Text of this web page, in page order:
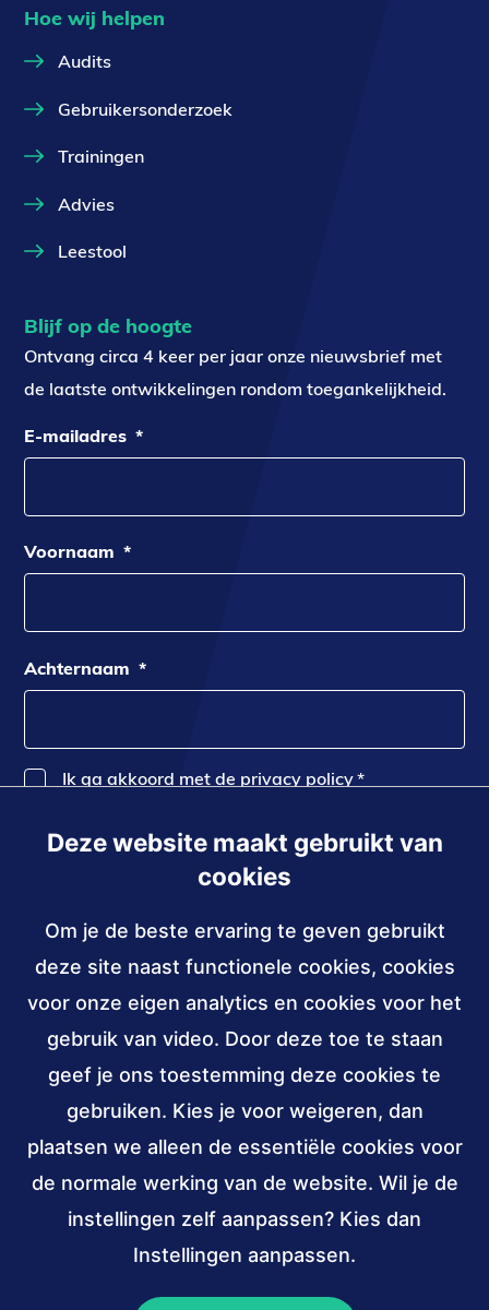
Deze website maakt gebruikt van
cookies
Om je de beste ervaring te geven gebruikt
deze site naast functionele cookies, cookies
voor onze eigen analytics en cookies voor het
gebruik van video. Door deze toe te staan
geef je ons toestemming deze cookies te
gebruiken. Kies je voor weigeren, dan
plaatsen we alleen de essentiële cookies voor
de normale werking van de website. Wil je de
instellingen zelf aanpassen? Kies dan
Instellingen aanpassen.
Hoe wij helpen
Audits
Gebruikersonderzoek
Trainingen
Advies
Leestool
Blijf op de hoogte
Ontvang circa 4 keer per jaar onze nieuwsbrief met
de laatste ontwikkelingen rondom toegankelijkheid.
E-mailadres *
Voornaam *
Achternaam *
Ik ga akkoord met de privacy policy*
Inschrijven
Contact
030 - 239 82 70
info@accessibility.nl (verzendt
email)
Sociale
media
LinkedIn
van
Stichting
Accessibility
van
Stichting
Accessibility
(externe
Verbonden
ANBI,
public
W3C
membership